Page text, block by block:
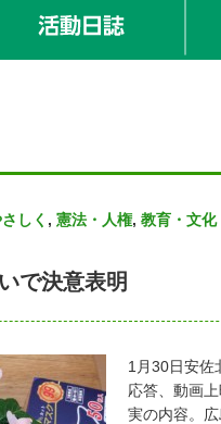
しく , 憲法・人権, 教育・文化
で決意表明
1月30日安佐
応答、動画
実の内容。